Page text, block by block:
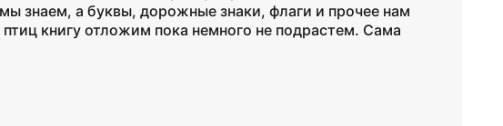
знаем, а буквы, дорожные знаки, флаги и прочее нам
книгу отложим пока немного не подрастем. Сама